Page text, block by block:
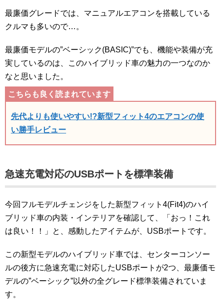
最廉価グレードでは、マニュアルエアコンを搭載している
クルマも多いので…。
最廉価モデルの”ベーシック(BASIC)”でも、機能や装備が充
実しているのは、このハイブリッド車の魅力の一つなのか
なと思いました。
先代よりも使いやすい!?新型フィット4のエアコンの使
い勝手レビュー
急速充電対応のUSBポートを標準装備
今回フルモデルチェンジをした新型フィット4(Fit4)のハイ
ブリッド車の内装・インテリアを確認して、「おっ！これ
は良い！！」と、感動したアイテムが、USBポートです。
この新型モデルのハイブリッド車では、センターコンソー
ルの後方に急速充電に対応したUSBポートが2つ、最廉価モ
デルの”ベーシック”以外の全グレード標準装備されていま
す。